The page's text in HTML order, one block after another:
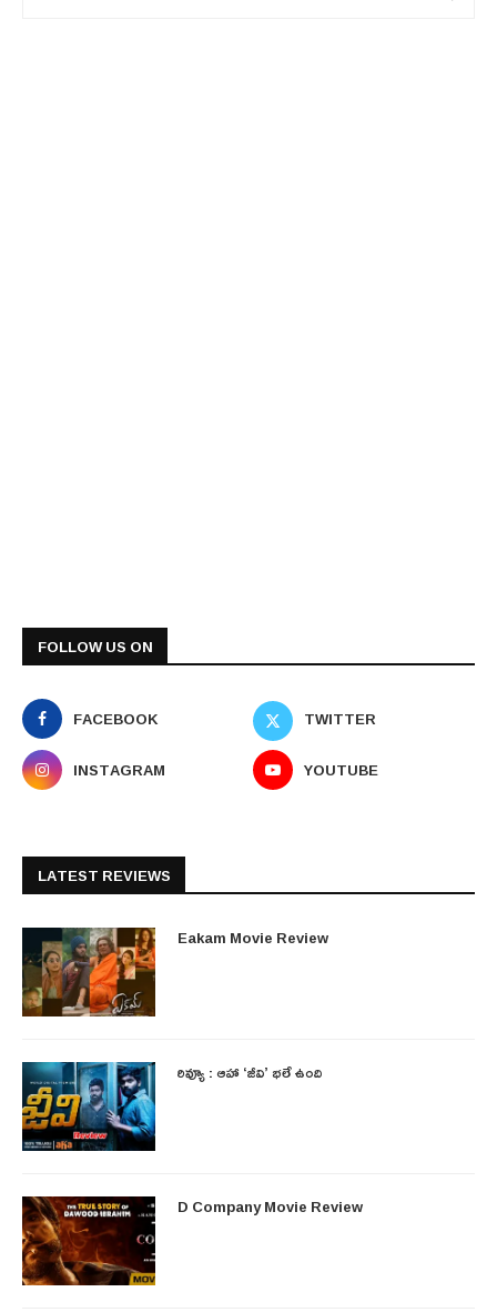
FOLLOW US ON
FACEBOOK
TWITTER
INSTAGRAM
YOUTUBE
LATEST REVIEWS
Eakam Movie Review
రివ్యూ : ఆహా ‘జీవి’ భలే ఉంది
D Company Movie Review